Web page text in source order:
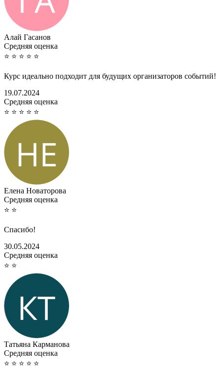
Алай Гасанов
Cредняя оценка
⭐ ⭐ ⭐ ⭐ ⭐
Курс идеально подходит для будущих организаторов событий!
19.07.2024
Cредняя оценка
⭐ ⭐ ⭐ ⭐ ⭐
Елена Новаторова
Cредняя оценка
⭐ ⭐
Спасибо!
30.05.2024
Cредняя оценка
⭐ ⭐
Татьяна Карманова
Cредняя оценка
⭐ ⭐ ⭐ ⭐ ⭐